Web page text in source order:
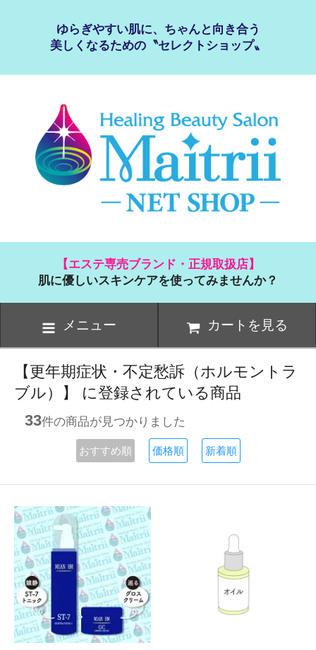
ゆらぎやすい肌に、ちゃんと向き合う
美しくなるための〝セレクトショップ〟
【エステ専売ブランド・正規取扱店】
肌に優しいスキンケアを使ってみませんか？
メニュー カートを見る
【更年期症状・不定愁訴（ホルモントラ
ブル）】 に登録されている商品
33件の商品が見つかりました
おすすめ順 価格順 新着順